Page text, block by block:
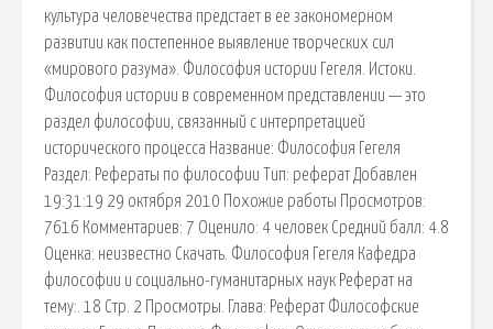
культура человечества предстает в ее закономерном
развитии как постепенное выявление творческих сил
«мирового разума». Философия истории Гегеля. Истоки.
Философия истории в современном представлении — это
раздел философии, связанный с интерпретацией
исторического процесса Название: Философия Гегеля
Раздел: Рефераты по философии Тип: реферат Добавлен
19:31:19 29 октября 2010 Похожие работы Просмотров:
7616 Комментариев: 7 Оценило: 4 человек Средний балл: 4.8
Оценка: неизвестно Скачать. Философия Гегеля Кафедра
философии и социально-гуманитарных наук Реферат на
тему:. 18 Стр. 2 Просмотры. Глава: Реферат Философские